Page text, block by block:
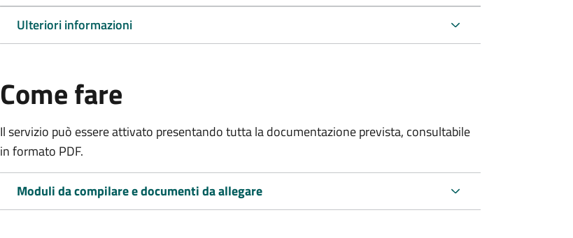
Ulteriori informazioni
Come fare
Il servizio può essere attivato presentando tutta la documentazione prevista, consultabile
in formato PDF.
Moduli da compilare e documenti da allegare